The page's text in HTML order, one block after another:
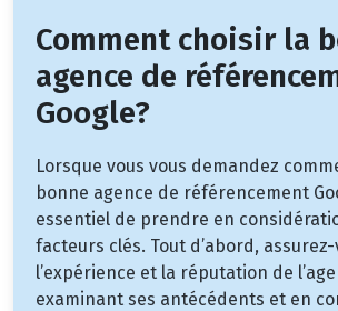
Comment choisir la
agence de
Google?
Lorsque vous vous demandez
bonne agence de référencement
essentiel de prendre en
facteurs clés. Tout d’abord,
l’expérience et la réputation de
examinant ses antécédents et en